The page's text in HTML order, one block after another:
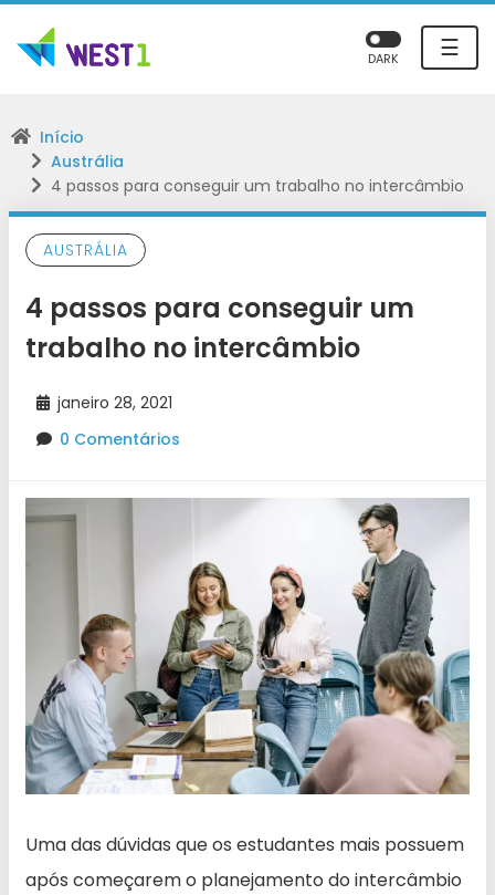
☰
DARK
Início
Austrália
4 passos para conseguir um trabalho no intercâmbio
AUSTRÁLIA
4 passos para conseguir um
trabalho no intercâmbio
janeiro 28, 2021
0 Comentários
Uma das dúvidas que os estudantes mais possuem
após começarem o planejamento do intercâmbio